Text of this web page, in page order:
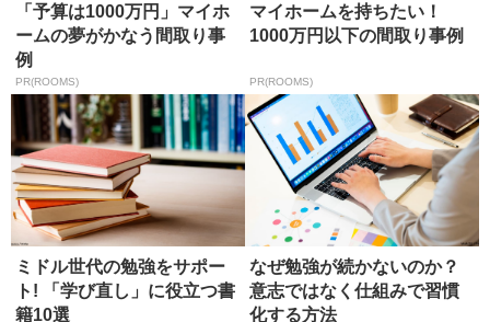
「予算は1000万円」マイホ
ームの夢がかなう間取り事
例
PR(ROOMS)
マイホームを持ちたい！
1000万円以下の間取り事例
PR(ROOMS)
ミドル世代の勉強をサポー
ト! 「学び直し」に役立つ書
籍10選
なぜ勉強が続かないのか？
意志ではなく仕組みで習慣
化する方法